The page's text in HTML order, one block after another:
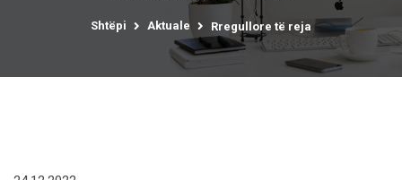
Shtëpi Aktuale Rregullore të reja